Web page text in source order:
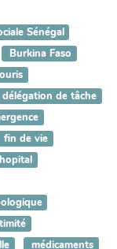
Sénégal
Burkina Faso
délégation de tâche
fin de vie
hopital
médicaments